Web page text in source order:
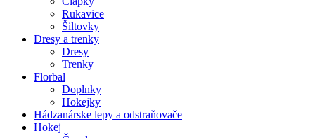
Rukavice
Šiltovky
Dresy a trenky
Dresy
Trenky
Florbal
Doplnky
Hokejky
Hádzanárske lepy a odstraňovače
Hokej